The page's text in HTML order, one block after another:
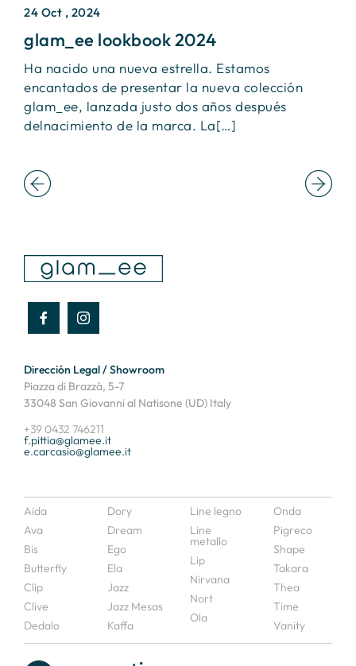
24 Oct , 2024
glam_ee lookbook 2024
Ha nacido una nueva estrella. Estamos
encantados de presentar la nueva colección
glam_ee, lanzada justo dos años después
delnacimiento de la marca. La[…]
Dirección Legal / Showroom
Piazza di Brazzà, 5-7
33048 San Giovanni al Natisone (UD) Italy
+39 0432 746211
f.pittia@glamee.it
e.carcasio@glamee.it
Aida
Ava
Bis
Butterfly
Clip
Clive
Dedalo
Dory
Dream
Ego
Ela
Jazz
Jazz Mesas
Kaffa
Line legno
Line
metallo
Lip
Nirvana
Nort
Ola
Onda
Pigreco
Shape
Takara
Thea
Time
Vanity